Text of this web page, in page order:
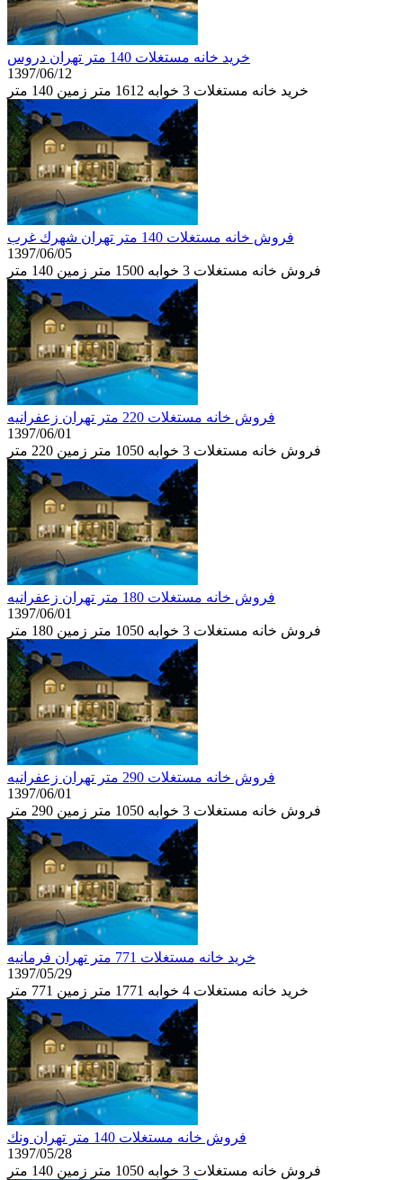
خرید خانه مستغلات 140 متر تهران دروس
1397/06/12
خرید خانه مستغلات 3 خوابه 1612 متر زمین 140 متر
فروش خانه مستغلات 140 متر تهران شهرك غرب
1397/06/05
فروش خانه مستغلات 3 خوابه 1500 متر زمین 140 متر
فروش خانه مستغلات 220 متر تهران زعفرانيه
1397/06/01
فروش خانه مستغلات 3 خوابه 1050 متر زمین 220 متر
فروش خانه مستغلات 180 متر تهران زعفرانيه
1397/06/01
فروش خانه مستغلات 3 خوابه 1050 متر زمین 180 متر
فروش خانه مستغلات 290 متر تهران زعفرانيه
1397/06/01
فروش خانه مستغلات 3 خوابه 1050 متر زمین 290 متر
خرید خانه مستغلات 771 متر تهران فرمانيه
1397/05/29
خرید خانه مستغلات 4 خوابه 1771 متر زمین 771 متر
فروش خانه مستغلات 140 متر تهران ونك
1397/05/28
فروش خانه مستغلات 3 خوابه 1050 متر زمین 140 متر